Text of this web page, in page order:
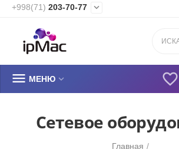
+998(71) 203-70-77 

 МЕНЮ 
Сетевое
Главная /